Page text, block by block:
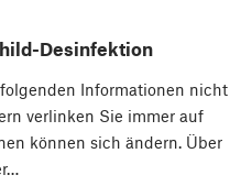
Desinfektion
Informationen nicht
verlinken Sie immer auf
können sich ändern. Über